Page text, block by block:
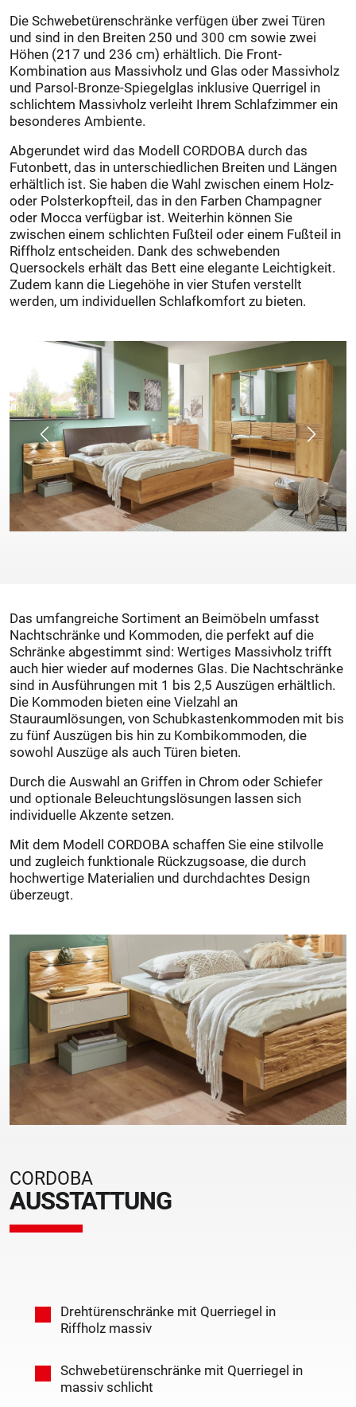
Die Schwebetürenschränke verfügen über zwei Türen
und sind in den Breiten 250 und 300 cm sowie zwei
Höhen (217 und 236 cm) erhältlich. Die Front-
Kombination aus Massivholz und Glas oder Massivholz
und Parsol-Bronze-Spiegelglas inklusive Querrigel in
schlichtem Massivholz verleiht Ihrem Schlafzimmer ein
besonderes Ambiente.
Abgerundet wird das Modell CORDOBA durch das
Futonbett, das in unterschiedlichen Breiten und Längen
erhältlich ist. Sie haben die Wahl zwischen einem Holz-
oder Polsterkopfteil, das in den Farben Champagner
oder Mocca verfügbar ist. Weiterhin können Sie
zwischen einem schlichten Fußteil oder einem Fußteil in
Riffholz entscheiden. Dank des schwebenden
Quersockels erhält das Bett eine elegante Leichtigkeit.
Zudem kann die Liegehöhe in vier Stufen verstellt
werden, um individuellen Schlafkomfort zu bieten.
Das umfangreiche Sortiment an Beimöbeln umfasst
Nachtschränke und Kommoden, die perfekt auf die
Schränke abgestimmt sind: Wertiges Massivholz trifft
auch hier wieder auf modernes Glas. Die Nachtschränke
sind in Ausführungen mit 1 bis 2,5 Auszügen erhältlich.
Die Kommoden bieten eine Vielzahl an
Stauraumlösungen, von Schubkastenkommoden mit bis
zu fünf Auszügen bis hin zu Kombikommoden, die
sowohl Auszüge als auch Türen bieten.
Durch die Auswahl an Griffen in Chrom oder Schiefer
und optionale Beleuchtungslösungen lassen sich
individuelle Akzente setzen.
Mit dem Modell CORDOBA schaffen Sie eine stilvolle
und zugleich funktionale Rückzugsoase, die durch
hochwertige Materialien und durchdachtes Design
überzeugt.
CORDOBA
AUSSTATTUNG
Drehtürenschränke mit Querriegel in
Riffholz massiv
Schwebetürenschränke mit Querriegel in
massiv schlicht